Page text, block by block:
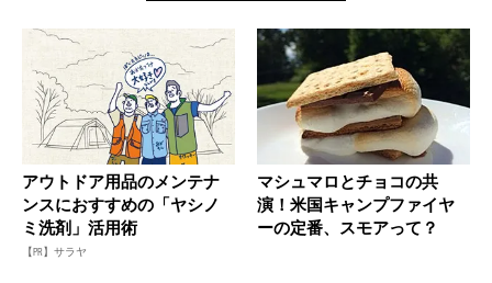
アウトドア用品のメンテナ
ンスにおすすめの「ヤシノ
ミ洗剤」活用術
【PR】サラヤ
マシュマロとチョコの共
演！米国キャンプファイヤ
ーの定番、スモアって？